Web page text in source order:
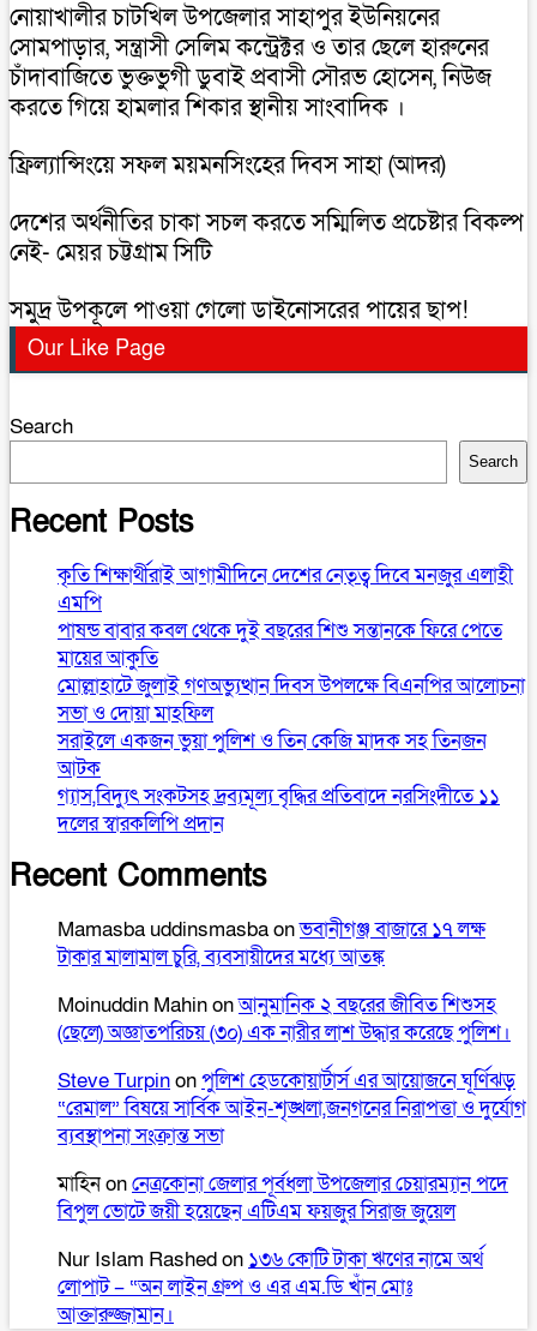
নোয়াখালীর চাটখিল উপজেলার সাহাপুর ইউনিয়নের
সোমপাড়ার, সন্ত্রাসী সেলিম কন্ট্রেক্টর ও তার ছেলে হারুনের
চাঁদাবাজিতে ভুক্তভুগী ডুবাই প্রবাসী সৌরভ হোসেন, নিউজ
করতে গিয়ে হামলার শিকার স্থানীয় সাংবাদিক ।
ফ্রিল্যান্সিংয়ে সফল ময়মনসিংহের দিবস সাহা (আদর)
দেশের অর্থনীতির চাকা সচল করতে সম্মিলিত প্রচেষ্টার বিকল্প
নেই- মেয়র চট্টগ্রাম সিটি
সমুদ্র উপকূলে পাওয়া গেলো ডাইনোসরের পায়ের ছাপ!
Our Like Page
Search
Search
Recent Posts
কৃতি শিক্ষার্থীরাই আগামীদিনে দেশের নেতৃত্ব দিবে মনজুর এলাহী
এমপি
পাষন্ড বাবার কবল থেকে দুই বছরের শিশু সন্তানকে ফিরে পেতে
মায়ের আকুতি
মোল্লাহাটে জুলাই গণঅভ্যুত্থান দিবস উপলক্ষে বিএনপির আলোচনা
সভা ও দোয়া মাহফিল
সরাইলে একজন ভুয়া পুলিশ ও তিন কেজি মাদক সহ তিনজন
আটক
গ্যাস,বিদ্যুৎ সংকটসহ দ্রব্যমূল্য বৃদ্ধির প্রতিবাদে নরসিংদীতে ১১
দলের স্বারকলিপি প্রদান
Recent Comments
Mamasba uddinsmasbaonভবানীগঞ্জ বাজারে ১৭ লক্ষ
টাকার মালামাল চুরি, ব্যবসায়ীদের মধ্যে আতঙ্ক
Moinuddin Mahinonআনুমানিক ২ বছরের জীবিত শিশুসহ
(ছেলে) অজ্ঞাতপরিচয় (৩০) এক নারীর লাশ উদ্ধার করেছে পুলিশ।
Steve Turpinonপুলিশ হেডকোয়ার্টার্স এর আয়োজনে ঘূর্ণিঝড়
“রেমাল” বিষয়ে সার্বিক আইন-শৃঙ্খলা,জনগনের নিরাপত্তা ও দুর্যোগ
ব্যবস্থাপনা সংক্রান্ত সভা
মাহিনonনেত্রকোনা জেলার পূর্বধলা উপজেলার চেয়ারম্যান পদে
বিপুল ভোটে জয়ী হয়েছেন এটিএম ফয়জুর সিরাজ জুয়েল
Nur Islam Rashedon ১৩৬ কোটি টাকা ঋণের নামে অর্থ
লোপাট – “অন লাইন গ্রুপ ও এর এম.ডি খাঁন মোঃ
আক্তারুজ্জামান।